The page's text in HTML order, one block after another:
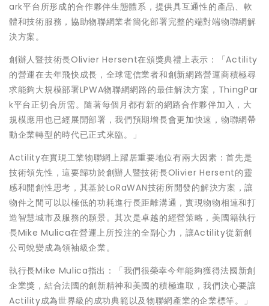
ark平台所形成的合作夥伴生態體系，提供具互通性的產品、軟
體和技術服務，協助物聯網業者簡化部署完整的端對端物聯網解
決方案。
創辦人暨技術長Olivier Hersent在頒獎典禮上表示：「Actility
的營運在去年飛快成長，全球電信業者和創新網路營運商積極尋
求能夠大規模部署LPWA物聯網網路的最佳解決方案，ThingPar
k平台正切合所需。隨著每個月都有新的網路合作夥伴加入，大
規模應用也已經展開部署，我們預期增長會更加快速，物聯網帶
動企業轉型的時代已正式來臨。」
Actility在實現工業物聯網上躍居重要地位有兩大因素：首先是
技術領先性，這要歸功於創辦人暨技術長Olivier Hersent的靈
感和開創性思考，其基於LoRaWAN技術所開發的解決方案，讓
物件之間可以以極低的功耗進行長距離溝通，實現物物相連和打
造智慧城市及服務的願景。其次是卓越的經營策略，美國籍執行
長Mike Mulica在營運上所投注的全副心力，讓Actility從新創
公司蛻變成為領袖級企業。
執行長Mike Mulica指出：「我們很榮幸今年能夠獲得法國新創
企業獎，結合法國的創新精神和美國的積極進取，我們決心要讓
Actility成為世界級的成功典範以及物聯網產業的企業標竿。」